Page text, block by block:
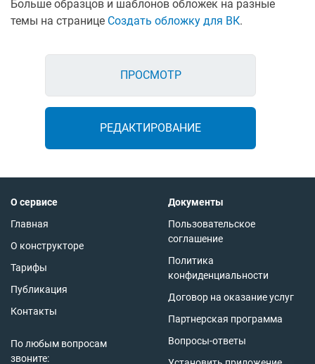
Больше образцов и шаблонов обложек на разные
темы на странице Создать обложку для ВК.
ПРОСМОТР
РЕДАКТИРОВАНИЕ
О сервисе
Главная
О конструкторе
Тарифы
Публикация
Контакты
По любым вопросам
звоните:
Документы
Пользовательское
соглашение
Политика
конфиденциальности
Договор на оказание услуг
Партнерская программа
Вопросы-ответы